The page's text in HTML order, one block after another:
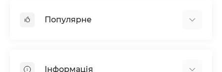
Популярне
Інформація